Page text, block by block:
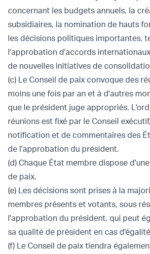
concernant les budgets annuels, la
subsidiaires, la nomination de hauts
les décisions politiques importantes,
l'approbation d'accords
de nouvelles initiatives de
(c) Le Conseil de paix convoque des
moins une fois par an et à d'autres
que le président juge appropriés.
réunions est fixé par le Conseil
notification et de commentaires des
de l'approbation du président.
(d) Chaque État membre dispose
de paix.
(e) Les décisions sont prises à la
membres présents et votants, sous
l'approbation du président, qui peut
sa qualité de président en cas
(f) Le Conseil de paix tiendra